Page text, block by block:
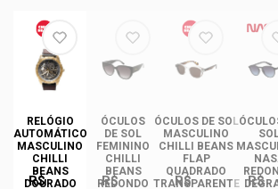
RELÓGIO
AUTOMÁTICO
MASCULINO
CHILLI
BEANS
DOURADO
R$
ÓCULOS
DE SOL
FEMININO
CHILLI
BEANS
REDONDO
R$
ÓCULOS DE SOL
MASCULINO
CHILLI BEANS
FLAP
QUADRADO
TRANSPARENTE
R$
R$